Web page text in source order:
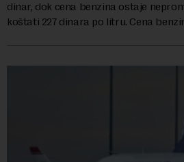
dinar, dok cena benzina ostaje
koštati 227 dinara po litru. Cena